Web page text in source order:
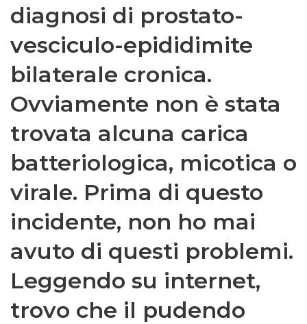
diagnosi di prostato-
vesciculo-epididimite
bilaterale cronica.
Ovviamente non è stata
trovata alcuna carica
batteriologica, micotica o
virale. Prima di questo
incidente, non ho mai
avuto di questi problemi.
Leggendo su internet,
trovo che il pudendo